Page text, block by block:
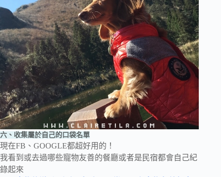
六、收集屬於自己的口袋名單
現在FB、GOOGLE都超好用的！
我看到或去過哪些寵物友善的餐廳或者是民宿都會自己紀
錄起來